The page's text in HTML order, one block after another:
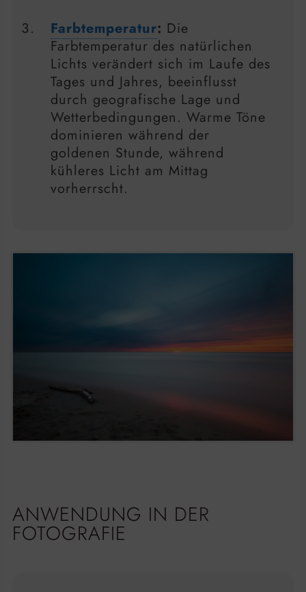
Farbtemperatur: Die
Farbtemperatur des natürlichen
Lichts verändert sich im Laufe des
Tages und Jahres, beeinflusst
durch geografische Lage und
Wetterbedingungen. Warme Töne
dominieren während der
goldenen Stunde, während
kühleres Licht am Mittag
vorherrscht.
ANWENDUNG IN DER
FOTOGRAFIE